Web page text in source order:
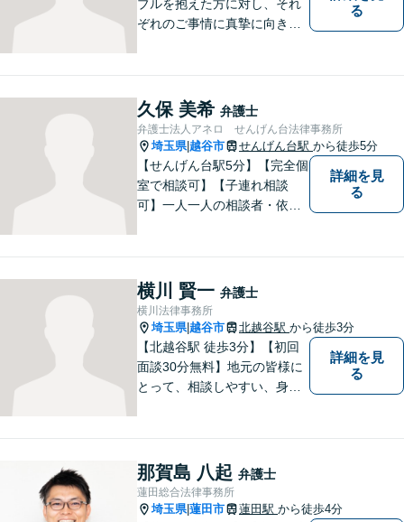
ブルを抱えた方に対し、それ
ぞれのご事情に真摯に向き合
金、 労働、企業法務など、多
岐に渡る分野に精通していま
す。お困りごとはお気軽にご
連絡ください。
る
久保 美希 弁護士
弁護士法人アネロ せんげん台法律事務所
埼玉県|越谷市 せんげん台駅 から徒歩5分
【せんげん台駅5分】【完全個
室で相談可】【子連れ相談
可】一人一人の相談者・依頼
適切かつ速やかに解決いたし
ます。 お気軽にご相談くださ
い。
詳細を見
る
横川 賢一 弁護士
横川法律事務所
埼玉県|越谷市 北越谷駅 から徒歩3分
【北越谷駅 徒歩3分】【初回
面談30分無料】地元の皆様に
とって、相談しやすい、身近
してよいのかと迷っている
方、ぜひ一度ご相談くださ
い。
詳細を見
る
那賀島 八起 弁護士
蓮田総合法律事務所
埼玉県|蓮田市 蓮田駅 から徒歩4分